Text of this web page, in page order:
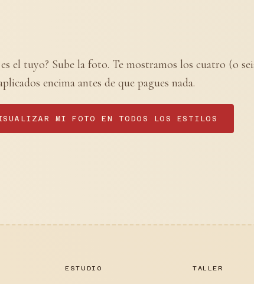
es el tuyo? Sube la foto. Te mostramos los cuatro (o
encima antes de que pagues nada.
MI FOTO EN TODOS LOS ESTILOS
ESTUDIO TALLER